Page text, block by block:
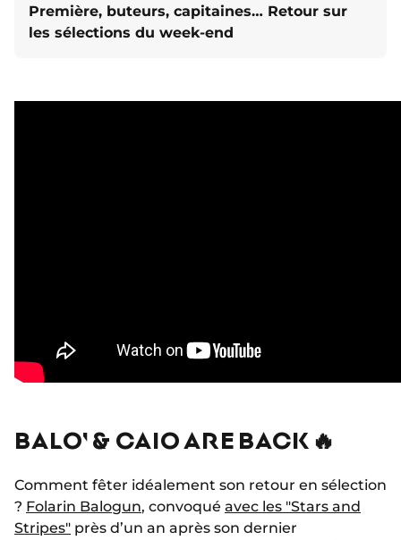
Première, buteurs, capitaines… Retour sur
les sélections du week-end
BALO' & CAIO ARE BACK 🔥
Comment fêter idéalement son retour en sélection
? Folarin Balogun, convoqué avec les "Stars and
Stripes" près d’un an après son dernier